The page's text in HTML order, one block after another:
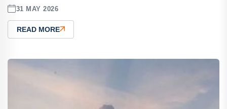
31 MAY 2026
READ MORE